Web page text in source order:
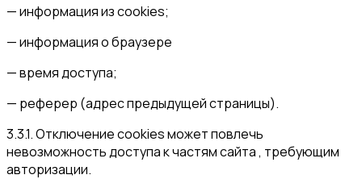
— информация из cookies;
— информация о браузере
— время доступа;
— реферер (адрес предыдущей страницы).
3.3.1. Отключение cookies может повлечь
невозможность доступа к частям сайта , требующим
авторизации.